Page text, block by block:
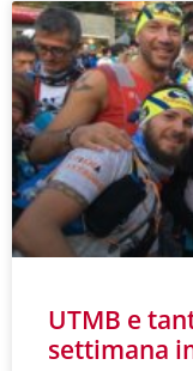
UTMB e
settimana